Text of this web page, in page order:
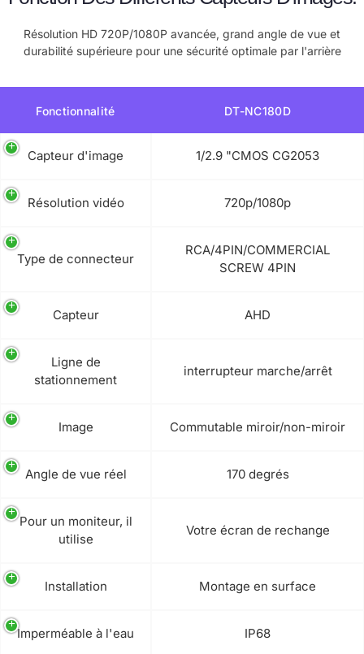
Résolution HD 720P/1080P avancée, grand angle de vue et
durabilité supérieure pour une sécurité optimale par l'arrière
Fonctionnalité DT-NC180D
Capteur d'image 1/2.9 "CMOS CG2053
Résolution vidéo 720p/1080p
Type de connecteur
RCA/4PIN/COMMERCIAL
SCREW 4PIN
Capteur AHD
Ligne de
stationnement
interrupteur marche/arrêt
Image Commutable miroir/non-miroir
Angle de vue réel 170 degrés
Pour un moniteur, il
utilise
Votre écran de rechange
Installation Montage en surface
Imperméable à l'eau IP68